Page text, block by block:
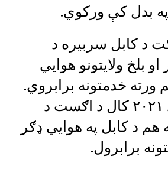
بدل کې ورکوي.
د کابل سربیره د
بلخ ولایتونو هوايي
ورته خدمتونه برابروي.
دغه شرکت د ۲۰۲۱ کال د اګست د
د کابل په هوايي ډګر
برابرول.